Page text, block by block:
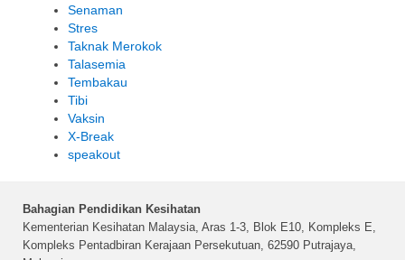
Senaman
Stres
Taknak Merokok
Talasemia
Tembakau
Tibi
Vaksin
X-Break
speakout
Bahagian Pendidikan Kesihatan
Kementerian Kesihatan Malaysia, Aras 1-3, Blok E10, Kompleks E,
Kompleks Pentadbiran Kerajaan Persekutuan, 62590 Putrajaya,